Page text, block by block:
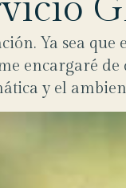
Ya sea
encargaré
y el